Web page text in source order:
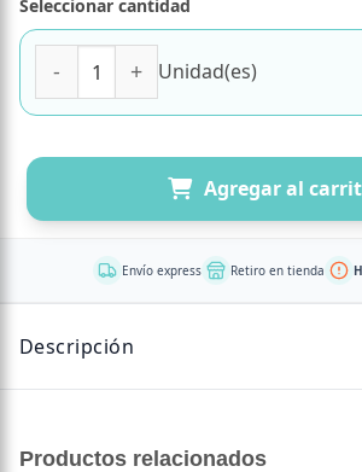
Seleccionar cantidad
Unidad(es)
Agregar al
Envío express Retiro en tienda
Descripción
picante, disfrútala con todo tipo de
Productos relacionados